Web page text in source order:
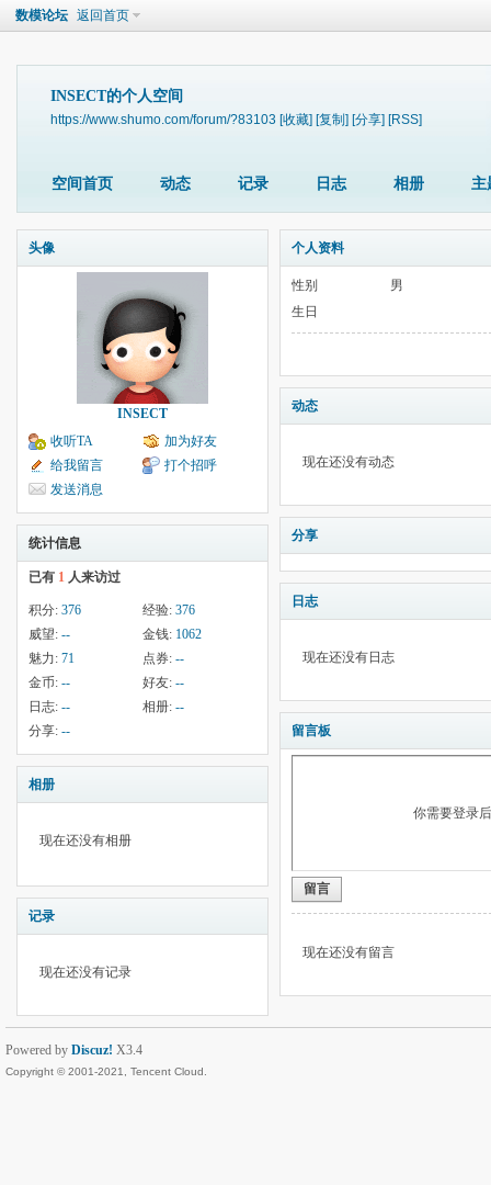
数模论坛 返回首页
INSECT的个人空间
https://www.shumo.com/forum/?83103 [收藏] [复制] [分享] [RSS]
空间首页 动态 记录 日志 相册 主
头像
INSECT
收听TA
加为好友
给我留言
打个招呼
发送消息
统计信息
已有 1 人来访过
积分: 376 经验: 376
威望: -- 金钱: 1062
魅力: 71 点券: --
金币: -- 好友: --
日志: -- 相册: --
分享: --
相册
现在还没有相册
记录
现在还没有记录
个人资料
性别
男
生日
动态
现在还没有动态
分享
日志
现在还没有日志
留言板
你需要登录
留言
现在还没有留言
Powered by Discuz! X3.4
Copyright © 2001-2021, Tencent Cloud.